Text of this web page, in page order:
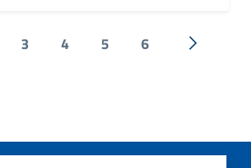
3 4 5 6